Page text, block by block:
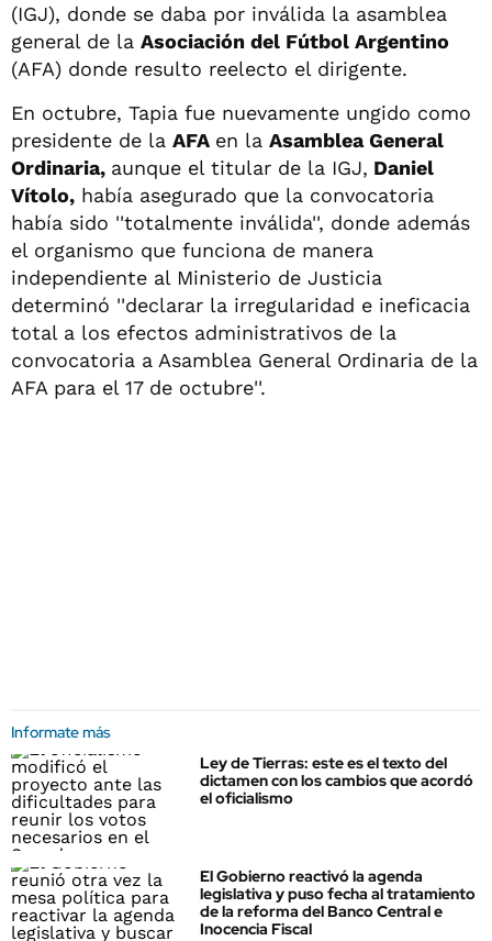
(IGJ), donde se daba por inválida la asamblea
general de la Asociación del Fútbol Argentino
(AFA) donde resulto reelecto el dirigente.
En octubre, Tapia fue nuevamente ungido como
presidente de la AFA en la Asamblea General
Ordinaria, aunque el titular de la IGJ, Daniel
Vítolo, había asegurado que la convocatoria
había sido ''totalmente inválida'', donde además
el organismo que funciona de manera
independiente al Ministerio de Justicia
determinó ''declarar la irregularidad e ineficacia
total a los efectos administrativos de la
convocatoria a Asamblea General Ordinaria de la
AFA para el 17 de octubre''.
Informate más
Ley de Tierras: este es el texto del
dictamen con los cambios que acordó
el oficialismo
El Gobierno reactivó la agenda
legislativa y puso fecha al tratamiento
de la reforma del Banco Central e
Inocencia Fiscal